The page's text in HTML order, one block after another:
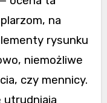
na
rysunku
niemożliwe
czy mennicy.
utrudniają